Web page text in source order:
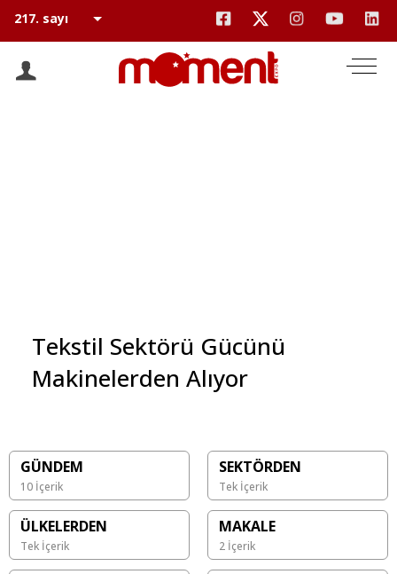
Tekstil Sektörü Gücünü
Makinelerden Alıyor
GÜNDEM
10 İçerik
SEKTÖRDEN
Tek İçerik
ÜLKELERDEN
Tek İçerik
MAKALE
2 İçerik